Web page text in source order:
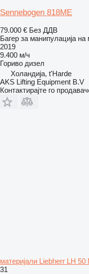
Sennebogen 818ME
79.000 € Без ДДВ
Багер за манипулација на
2019
9.400 м/ч
Гориво дизел
Холандија, t'Harde
AKS Lifting Equipment B.V
Контактирајте го
материјали Liebherr LH 50
31